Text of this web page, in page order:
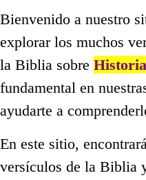
Bienvenido a nuestro
explorar los muchos
la Biblia sobre
fundamental en
ayudarte a
En este sitio,
versículos de la Biblia